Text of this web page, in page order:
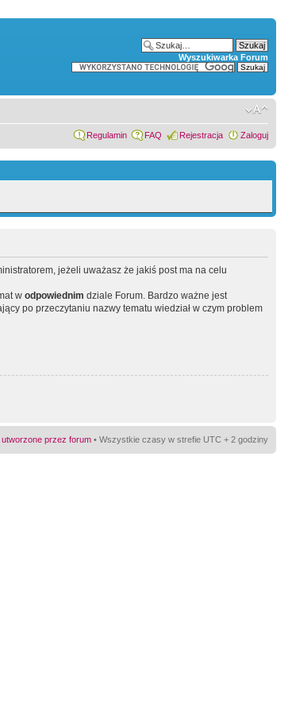
Wyszukiwarka Forum
Regulamin FAQ Rejestracja Zaloguj
jeżeli uważasz że jakiś post ma na celu
w odpowiednim dziale Forum. Bardzo ważne jest
po przeczytaniu nazwy tematu wiedział w czym problem
przez forum • Wszystkie czasy w strefie UTC + 2 godziny